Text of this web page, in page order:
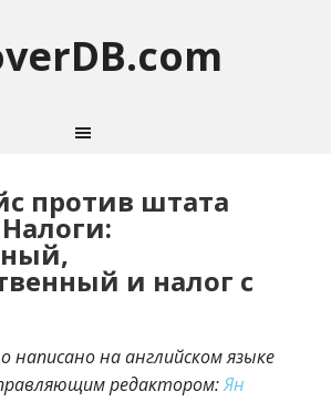
против штата
и налог с
написано на английском языке
редактором:Ян